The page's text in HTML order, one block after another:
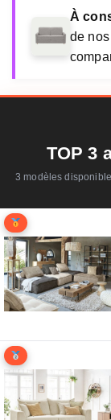
À
de
TOP 3
3 modèles